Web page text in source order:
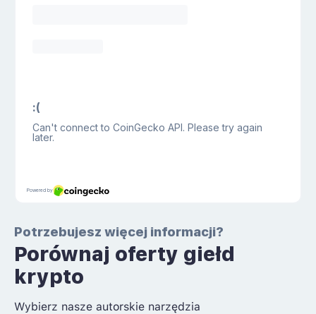
Potrzebujesz więcej informacji?
Porównaj oferty giełd
krypto
Wybierz nasze autorskie narzędzia